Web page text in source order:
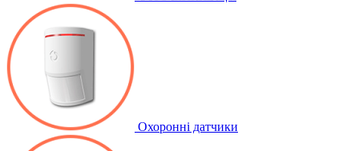
Охоронні датчики